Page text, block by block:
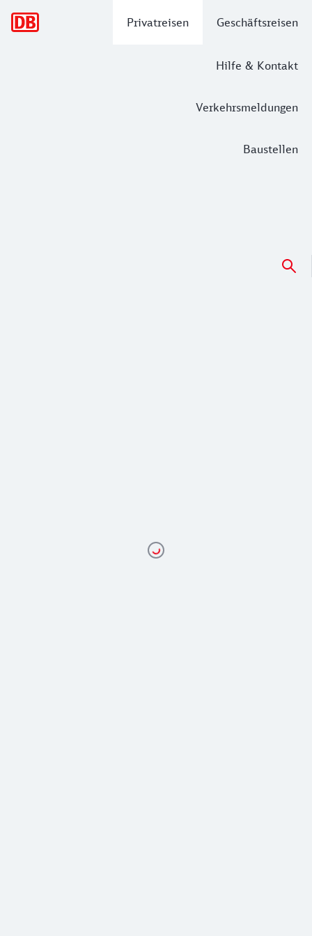
Privatreisen Geschäftsreisen
Hilfe & Kontakt
Verkehrsmeldungen
Baustellen